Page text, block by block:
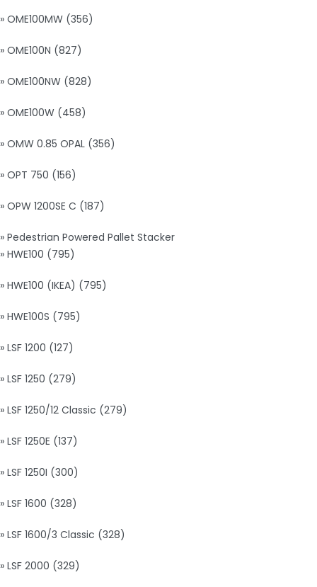
» OME100MW (356)
» OME100N (827)
» OME100NW (828)
» OME100W (458)
» OMW 0.85 OPAL (356)
» OPT 750 (156)
» OPW 1200SE C (187)
» Pedestrian Powered Pallet Stacker
» HWE100 (795)
» HWE100 (IKEA) (795)
» HWE100S (795)
» LSF 1200 (127)
» LSF 1250 (279)
» LSF 1250/12 Classic (279)
» LSF 1250E (137)
» LSF 1250I (300)
» LSF 1600 (328)
» LSF 1600/3 Classic (328)
» LSF 2000 (329)